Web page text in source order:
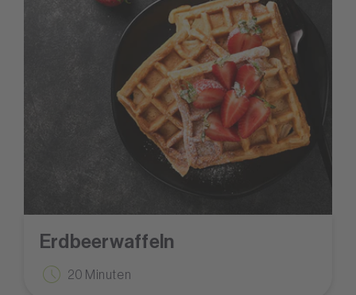
Erdbeerwaffeln
20 Minuten